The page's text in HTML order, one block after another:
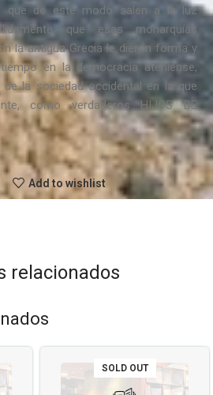
que de este modo salen a la luz
que esas monarquías
la antigua Grecia le dieron forma y
en la democracia ateniense,
la sociedad occidental en la que
como verdaderos HIJOS DE
Add to wishlist
relacionados
SOLD OUT